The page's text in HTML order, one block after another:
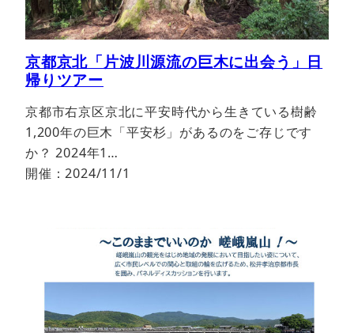
京都京北「片波川源流の巨木に出会う」日
帰りツアー
京都市右京区京北に平安時代から生きている樹齢
1,200年の巨木「平安杉」があるのをご存じです
か？ 2024年1…
開催：2024/11/1